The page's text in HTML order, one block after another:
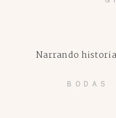
BODAS
Narrando